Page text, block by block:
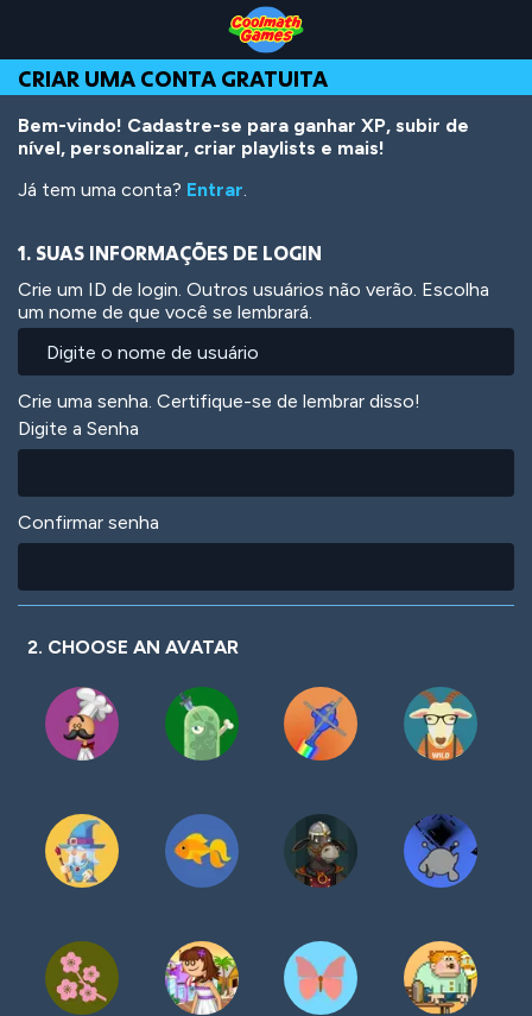
Top
of
Page
Navigation
Main
Content
Footer
o
conteúdo
principal
CRIAR UMA CONTA GRATUITA
Bem-vindo! Cadastre-se para ganhar XP, subir de
nível, personalizar, criar playlists e mais!
Já tem uma conta? Entrar.
1. SUAS INFORMAÇÕES DE LOGIN
Crie um ID de login. Outros usuários não verão. Escolha
um nome de que você se lembrará.
Crie uma senha. Certifique-se de lembrar disso!
Digite a Senha
Confirmar senha
2. CHOOSE AN AVATAR